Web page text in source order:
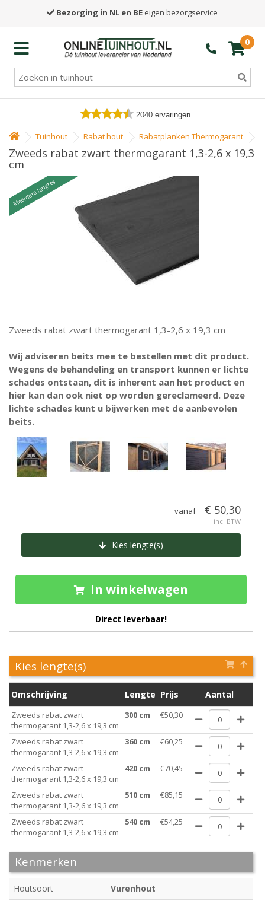
Bezorging in NL en BE eigen bezorgservice
0
2040 ervaringen
Tuinhout Rabat hout Rabatplanken Thermogarant
Zweeds rabat zwart thermogarant 1,3-2,6 x 19,3
cm
Meerdere lengtes
Zweeds rabat zwart thermogarant 1,3-2,6 x 19,3 cm
Wij adviseren beits mee te bestellen met dit product.
Wegens de behandeling en transport kunnen er lichte
schades ontstaan, dit is inherent aan het product en
hier kan dan ook niet op worden gereclameerd. Deze
lichte schades kunt u bijwerken met de aanbevolen
beits.
vanaf € 50,30
incl BTW
Kies lengte(s)
In winkelwagen
Direct leverbaar!
Kies lengte(s)
Omschrijving Lengte Prijs Aantal
Zweeds rabat zwart
thermogarant 1,3-2,6 x 19,3 cm
300 cm €50,30
Zweeds rabat zwart
thermogarant 1,3-2,6 x 19,3 cm
360 cm €60,25
Zweeds rabat zwart
thermogarant 1,3-2,6 x 19,3 cm
420 cm €70,45
Zweeds rabat zwart
thermogarant 1,3-2,6 x 19,3 cm
510 cm €85,15
Zweeds rabat zwart
thermogarant 1,3-2,6 x 19,3 cm
540 cm €54,25
Kenmerken
Houtsoort
Vurenhout